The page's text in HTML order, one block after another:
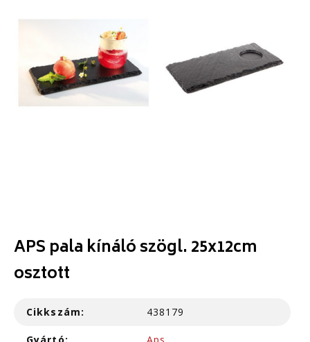
APS pala kínáló szögl. 25x12cm
osztott
Cikkszám: 438179